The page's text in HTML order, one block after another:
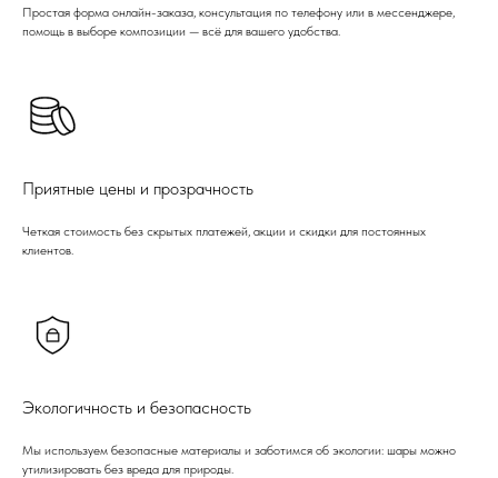
Простая форма онлайн-заказа, консультация по телефону или в мессенджере,
помощь в выборе композиции — всё для вашего удобства.
Приятные цены и прозрачность
Четкая стоимость без скрытых платежей, акции и скидки для постоянных
клиентов.
Экологичность и безопасность
Мы используем безопасные материалы и заботимся об экологии: шары можно
утилизировать без вреда для природы.